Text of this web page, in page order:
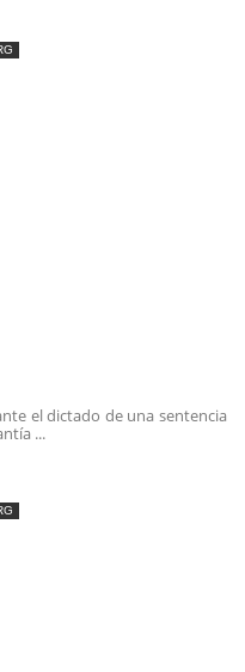
el dictado de una sentencia
...